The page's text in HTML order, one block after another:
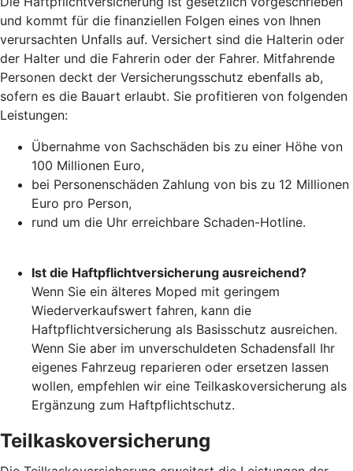
und kommt für die finanziellen Folgen eines von Ihnen
verursachten Unfalls auf. Versichert sind die Halterin oder
der Halter und die Fahrerin oder der Fahrer. Mitfahrende
Personen deckt der Versicherungsschutz ebenfalls ab,
sofern es die Bauart erlaubt. Sie profitieren von folgenden
Leistungen:
Übernahme von Sachschäden bis zu einer Höhe von
100 Millionen Euro,
bei Personenschäden Zahlung von bis zu 12 Millionen
Euro pro Person,
rund um die Uhr erreichbare Schaden-Hotline.
Ist die Haftpflichtversicherung ausreichend?
Wenn Sie ein älteres Moped mit geringem
Wiederverkaufswert fahren, kann die
Haftpflichtversicherung als Basisschutz ausreichen.
Wenn Sie aber im unverschuldeten Schadensfall Ihr
eigenes Fahrzeug reparieren oder ersetzen lassen
wollen, empfehlen wir eine Teilkaskoversicherung als
Ergänzung zum Haftpflichtschutz.
Teilkaskoversicherung